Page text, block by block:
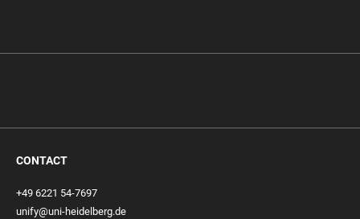
CONTACT
+49 6221 54-7697
unify@uni-heidelberg.de